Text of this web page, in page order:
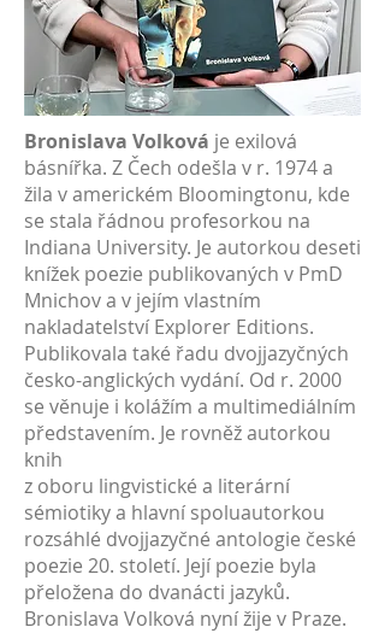
Bronislava Volková je exilová
básnířka. Z Čech odešla v r. 1974 a
žila v americkém Bloomingtonu, kde
se stala řádnou profesorkou na
Indiana University. Je autorkou deseti
knížek poezie publikovaných v PmD
Mnichov a v jejím vlastním
nakladatelství Explorer Editions.
Publikovala také řadu dvojjazyčných
česko-anglických vydání. Od r. 2000
se věnuje i kolážím a multimediálním
představením. Je rovněž autorkou
knih
z oboru lingvistické a literární
sémiotiky a hlavní spoluautorkou
rozsáhlé dvojjazyčné antologie české
poezie 20. století. Její poezie byla
přeložena do dvanácti jazyků.
Bronislava Volková nyní žije v Praze.